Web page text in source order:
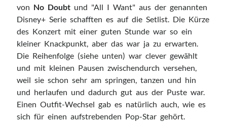
von No Doubt und "All I Want" aus der genannten
Disney+ Serie schafften es auf die Setlist. Die Kürze
des Konzert mit einer guten Stunde war so ein
kleiner Knackpunkt, aber das war ja zu erwarten.
Die Reihenfolge (siehe unten) war clever gewählt
und mit kleinen Pausen zwischendurch versehen,
weil sie schon sehr am springen, tanzen und hin
und herlaufen und dadurch gut aus der Puste war.
Einen Outfit-Wechsel gab es natürlich auch, wie es
sich für einen aufstrebenden Pop-Star gehört.